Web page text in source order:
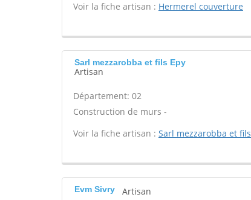
Voir la fiche artisan : Hermerel couverture
Sarl mezzarobba et fils Epy
Artisan
Département: 02
Construction de murs -
Voir la fiche artisan : Sarl mezzarobba et fils
Evm Sivry Artisan